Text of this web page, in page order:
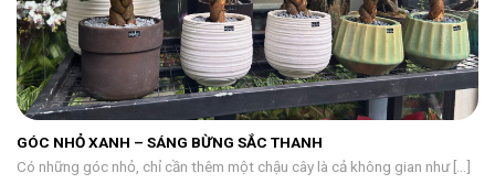
GÓC NHỎ XANH – SÁNG BỪNG SẮC THANH
Có những góc nhỏ, chỉ cần thêm một chậu cây là cả không gian như [...]